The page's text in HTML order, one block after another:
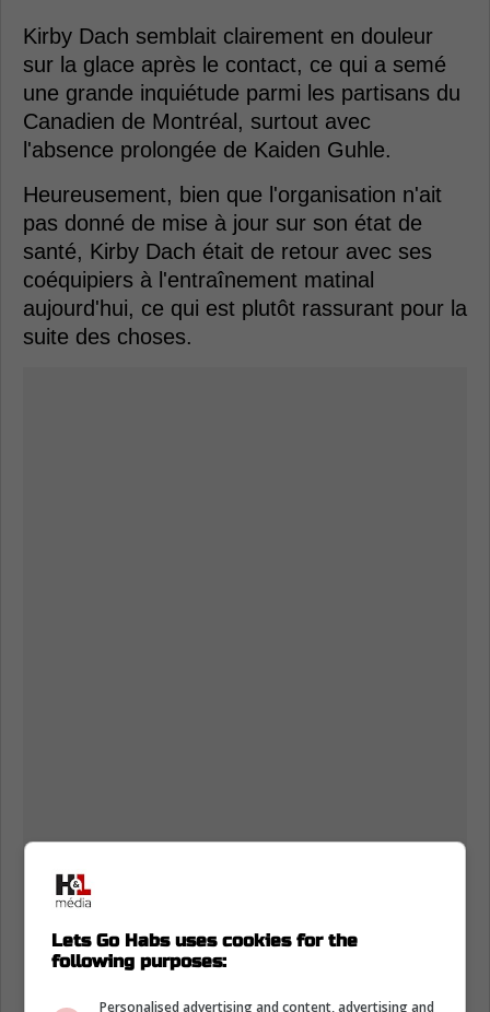
Kirby Dach semblait clairement en douleur
sur la glace après le contact, ce qui a semé
une grande inquiétude parmi les partisans du
Canadien de Montréal, surtout avec
l'absence prolongée de Kaiden Guhle.
Heureusement, bien que l'organisation n'ait
pas donné de mise à jour sur son état de
santé, Kirby Dach était de retour avec ses
coéquipiers à l'entraînement matinal
aujourd'hui, ce qui est plutôt rassurant pour la
suite des choses.
Lets Go Habs uses cookies for the
following purposes:
Personalised advertising and content, advertising and